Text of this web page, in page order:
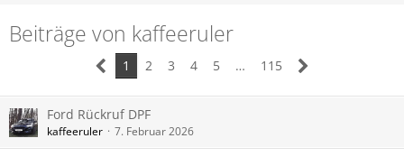
Beiträge von kaffeeruler
1 2 3 4 5 … 115
Ford Rückruf DPF
kaffeeruler 7. Februar 2026